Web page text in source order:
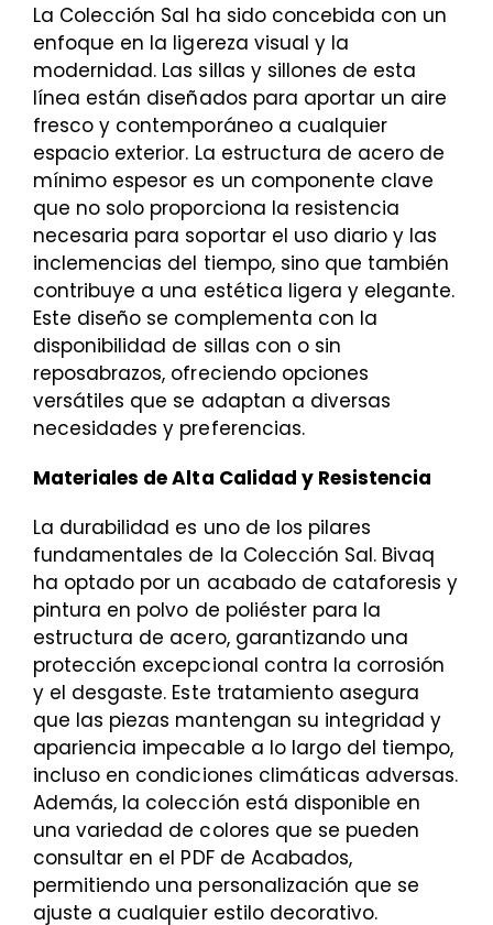
La Colección Sal ha sido concebida con un
enfoque en la ligereza visual y la
modernidad. Las sillas y sillones de esta
línea están diseñados para aportar un aire
fresco y contemporáneo a cualquier
espacio exterior. La estructura de acero de
mínimo espesor es un componente clave
que no solo proporciona la resistencia
necesaria para soportar el uso diario y las
inclemencias del tiempo, sino que también
contribuye a una estética ligera y elegante.
Este diseño se complementa con la
disponibilidad de sillas con o sin
reposabrazos, ofreciendo opciones
versátiles que se adaptan a diversas
necesidades y preferencias.
Materiales de Alta Calidad y Resistencia
La durabilidad es uno de los pilares
fundamentales de la Colección Sal. Bivaq
ha optado por un acabado de cataforesis y
pintura en polvo de poliéster para la
estructura de acero, garantizando una
protección excepcional contra la corrosión
y el desgaste. Este tratamiento asegura
que las piezas mantengan su integridad y
apariencia impecable a lo largo del tiempo,
incluso en condiciones climáticas adversas.
Además, la colección está disponible en
una variedad de colores que se pueden
consultar en el PDF de Acabados,
permitiendo una personalización que se
ajuste a cualquier estilo decorativo.